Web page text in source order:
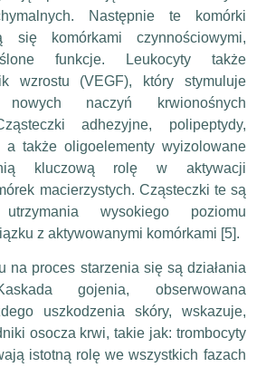
Następnie te komórki
się komórkami czynnościowymi,
funkcje. Leukocyty także
wzrostu (VEGF), który stymuluje
naczyń krwionośnych
adhezyjne, polipeptydy,
a także oligoelementy wyizolowane
kluczową rolę w aktywacji
macierzystych. Cząsteczki te są
wysokiego poziomu
z aktywowanymi komórkami [5].
na proces starzenia się są działania
gojenia, obserwowana
uszkodzenia skóry, wskazuje,
osocza krwi, takie jak: trombocyty
istotną rolę we wszystkich fazach